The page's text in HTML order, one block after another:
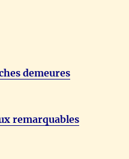
demeures
remarquables